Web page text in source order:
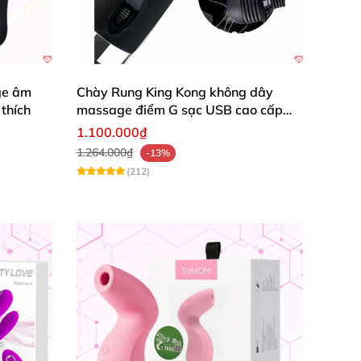
Love
âm
Chày Rung King Kong không dây
massage điểm G sạc USB cao cấp
chính hãng
1.100.000₫
1.264.000₫
-13%
(212)